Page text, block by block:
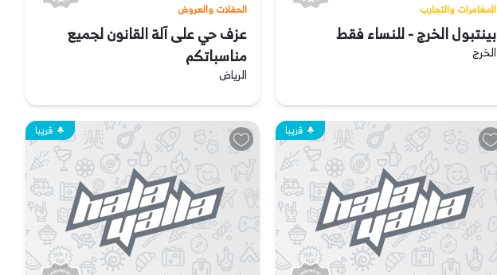
المغامرات والتجارب
بينتبول الخرج - للنساء فقط
الخرج
الحفلات والعروض
عزف حي على آلة القانون لجميع
مناسباتكم
الرياض
قريبا قريبا